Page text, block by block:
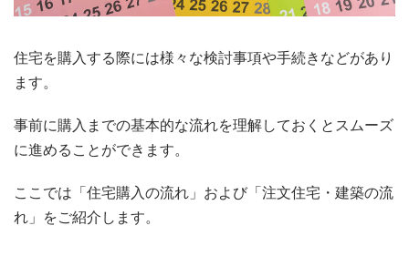
住宅を購入する際には様々な検討事項や手続きなどがあり
ます。
事前に購入までの基本的な流れを理解しておくとスムーズ
に進めることができます。
ここでは「住宅購入の流れ」および「注文住宅・建築の流
れ」をご紹介します。